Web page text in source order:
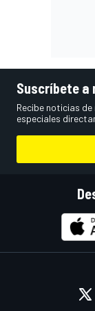
Suscríbete
Recibe noticias
especiales